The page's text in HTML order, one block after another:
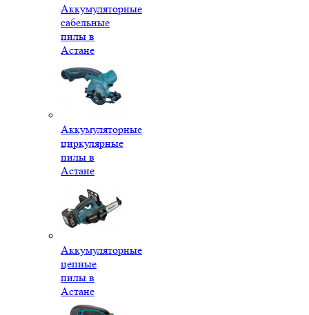
Аккумуляторные
сабельные
пилы в
Астане
Аккумуляторные
циркулярные
пилы в
Астане
Аккумуляторные
цепные
пилы в
Астане